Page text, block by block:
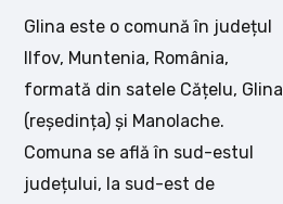
Glina este o comună în județul
Ilfov, Muntenia, România,
formată din satele Cățelu, Glina
(reședința) și Manolache.
Comuna se află în sud-estul
județului, la sud-est de